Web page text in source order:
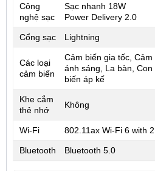
Công
nghệ sạc
Sạc nhanh 18W
Power Delivery 2.0
Cổng sạc Lightning
Các loại
cảm biến
Cảm biến gia tốc,
ánh sáng, La bàn,
biến áp kế
Khe cắm
thẻ nhớ
Không
Wi-Fi 802.11ax Wi‑Fi 6 with
Bluetooth Bluetooth 5.0